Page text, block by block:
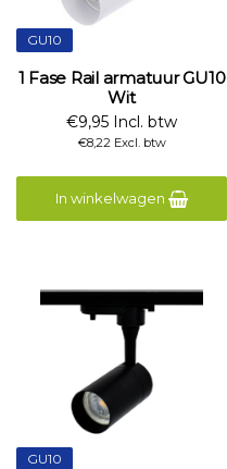
GU10
1 Fase Rail armatuur GU10
Wit
€9,95 Incl. btw
€8,22 Excl. btw
In winkelwagen
GU10